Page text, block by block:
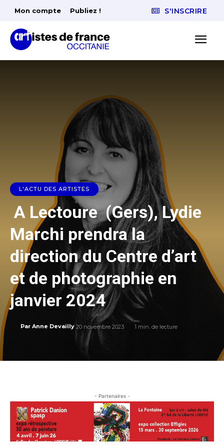
Mon compte Publiez ! S'INSCRIRE
L'ACTU DES ARTISTES
A Lectoure (Gers), Lydie
Marchi prendra la
direction du Centre d’art
et de photographie en
janvier 2024
Par Anne Devailly 20 novembre 2023 1 min. de lecture
- Partenaires -